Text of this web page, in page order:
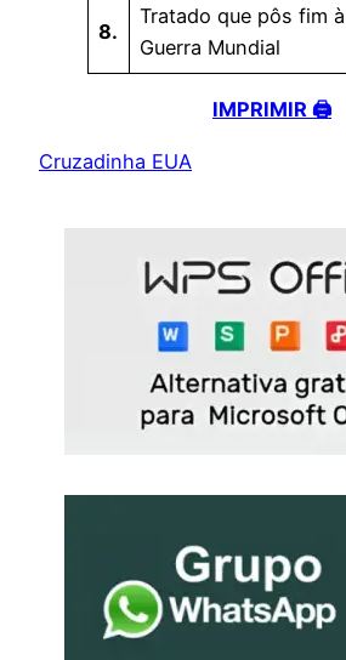
8.
Tratado que pôs fim
Guerra Mundial
IMPRIMIR 🖨️
Cruzadinha EUA